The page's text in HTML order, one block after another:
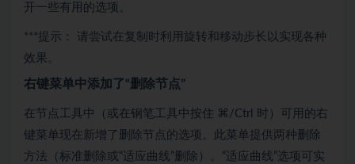
开一些有用的选项。
***提示： 请尝试在复制时利用旋转和移动步长以实现各种
效果。
右键菜单中添加了“删除节点”
在节点工具中（或在钢笔工具中按住 ⌘/Ctrl 时）可用的右
键菜单现在新增了删除节点的选项。此菜单提供两种删除
方法（标准删除或“适应曲线”删除）。“适应曲线”选项可实